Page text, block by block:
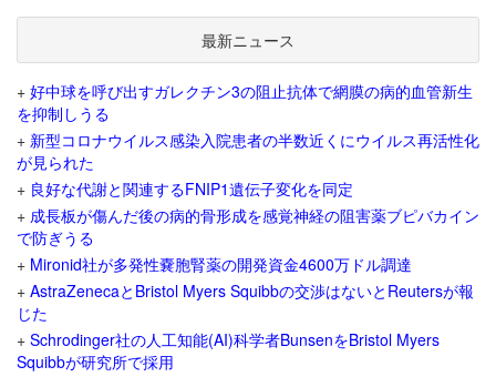
最新ニュース
+ 好中球を呼び出すガレクチン3の阻止抗体で網膜の病的血管新生
を抑制しうる
+ 新型コロナウイルス感染入院患者の半数近くにウイルス再活性化
が見られた
+ 良好な代謝と関連するFNIP1遺伝子変化を同定
+ 成長板が傷んだ後の病的骨形成を感覚神経の阻害薬ブピバカイン
で防ぎうる
+ Mironid社が多発性嚢胞腎薬の開発資金4600万ドル調達
+ AstraZenecaとBristol Myers Squibbの交渉はないとReutersが報
じた
+ Schrodinger社の人工知能(AI)科学者BunsenをBristol Myers
Squibbが研究所で採用